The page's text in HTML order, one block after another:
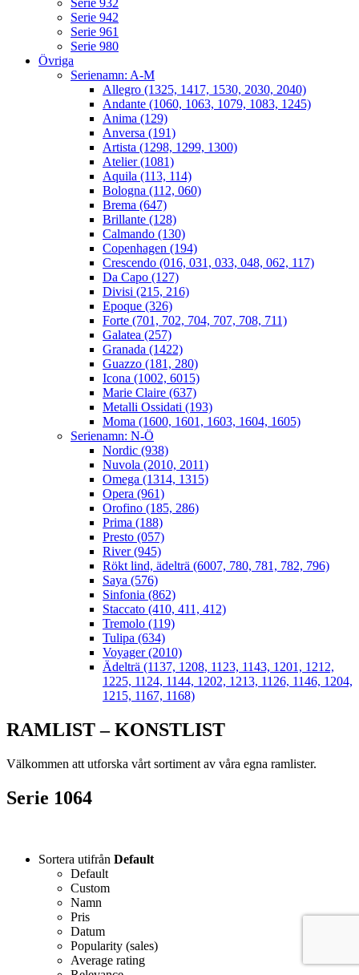
Serie 932
Serie 942
Serie 961
Serie 980
Övriga
Serienamn: A-M
Allegro (1325, 1417, 1530, 2030, 2040)
Andante (1060, 1063, 1079, 1083, 1245)
Anima (129)
Anversa (191)
Artista (1298, 1299, 1300)
Atelier (1081)
Aquila (113, 114)
Bologna (112, 060)
Brema (647)
Brillante (128)
Calmando (130)
Copenhagen (194)
Crescendo (016, 031, 033, 048, 062, 117)
Da Capo (127)
Divisi (215, 216)
Epoque (326)
Forte (701, 702, 704, 707, 708, 711)
Galatea (257)
Granada (1422)
Guazzo (181, 280)
Icona (1002, 6015)
Marie Claire (637)
Metalli Ossidati (193)
Moma (1600, 1601, 1603, 1604, 1605)
Serienamn: N-Ö
Nordic (938)
Nuvola (2010, 2011)
Omega (1314, 1315)
Opera (961)
Orofino (185, 286)
Prima (188)
Presto (057)
River (945)
Rökt lind, ädelträ (6007, 780, 781, 782, 796)
Saya (576)
Sinfonia (862)
Staccato (410, 411, 412)
Tremolo (119)
Tulipa (634)
Voyager (2010)
Ädelträ (1137, 1208, 1123, 1143, 1201, 1212,
1225, 1124, 1144, 1202, 1213, 1126, 1146, 1204,
1215, 1167, 1168)
RAMLIST – KONSTLIST
Välkommen att utforska vårt sortiment av våra egna ramlister.
Serie 1064
Sortera utifrån Default
Default
Custom
Namn
Pris
Datum
Popularity (sales)
Average rating